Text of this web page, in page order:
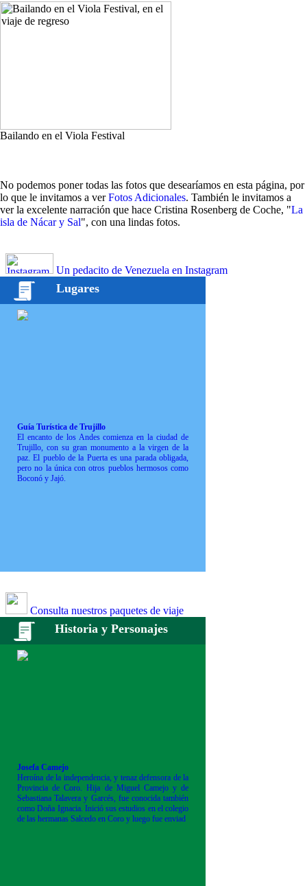
Bailando en el Viola Festival
No podemos poner todas las fotos que desearíamos en esta página, por
lo que le invitamos a verFotos Adicionales. También le invitamos a
ver la excelente narración que hace Cristina Rosenberg de Coche, "La
isla de Nácar y Sal", con una lindas fotos.
Un pedacito de Venezuela en Instagram
Lugares
Guía Turística de Trujillo
El encanto de los Andes comienza en la ciudad de
Trujillo, con su gran monumento a la virgen de la
paz. El pueblo de la Puerta es una parada obligada,
pero no la única con otros pueblos hermosos como
Boconó y Jajó.
Consulta nuestros paquetes de viaje
Historia y Personajes
Josefa Camejo
Heroína de la independencia, y tenaz defensora de la
Provincia de Coro. Hija de Miguel Camejo y de
Sebastiana Talavera y Garcés, fue conocida también
como Doña Ignacia. Inició sus estudios en el colegio
de las hermanas Salcedo en Coro y luego fue enviad